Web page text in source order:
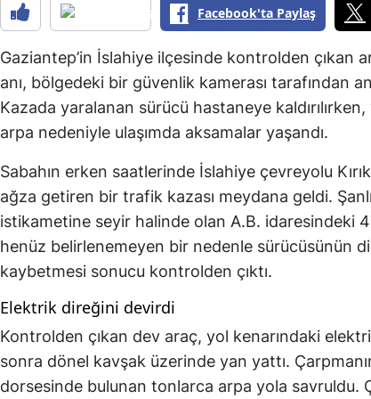
Facebook'ta Paylaş
Gaziantep’in İslahiye ilçesinde kontrolden çıkan
anı, bölgedeki bir güvenlik kamerası tarafından
Kazada yaralanan sürücü hastaneye
arpa nedeniyle ulaşımda aksamalar yaşandı.
Sabahın erken saatlerinde İslahiye çevreyolu
ağza getiren bir trafik kazası meydana geldi.
istikametine seyir halinde olan A.B. idaresindeki
henüz belirlenemeyen bir nedenle sürücüsünün
kaybetmesi sonucu kontrolden çıktı.
Elektrik direğini devirdi
Kontrolden çıkan dev araç, yol kenarındaki
sonra dönel kavşak üzerinde yan yattı.
dorsesinde bulunan tonlarca arpa yola savruldu.